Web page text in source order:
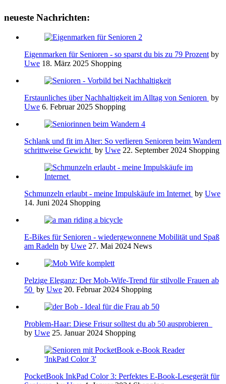
neueste Nachrichten:
Eigenmarken für Senioren - so sparst du bis zu 79 Prozent by
Uwe 18. März 2025 Shopping
Erstaunliches über Nachhaltigkeit im Alltag von Senioren by
Uwe 6. Februar 2025 Shopping
Schlank und fit im Alter: So verlieren Senioren beim Wandern
schrittweise Gewicht by Uwe 22. September 2024 Shopping
Schmunzeln erlaubt - meine Impulskäufe im Internet by Uwe
14. Juni 2024 Shopping
E-Bikes für Senioren - wiedergewonnene Mobilität und Spaß
am Radeln by Uwe 27. Mai 2024 News
Pelzige Eleganz: Der Mob-Wife-Trend für stilvolle Frauen ab
50 by Uwe 20. Februar 2024 Shopping
Problem-Haar: Diese Frisur solltest du ab 50 ausprobieren
by Uwe 25. Januar 2024 Shopping
PocketBook InkPad Color 3: Perfektes E-Book-Lesegerät für